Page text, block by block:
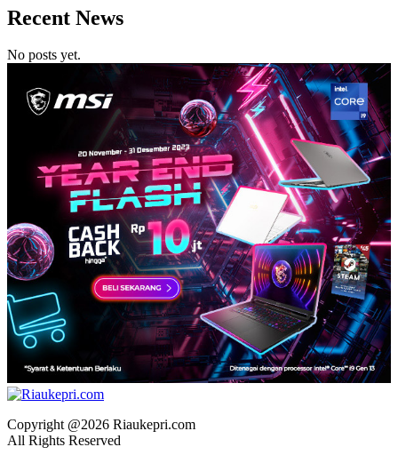
Recent News
No posts yet.
Copyright @2026 Riaukepri.com
All Rights Reserved